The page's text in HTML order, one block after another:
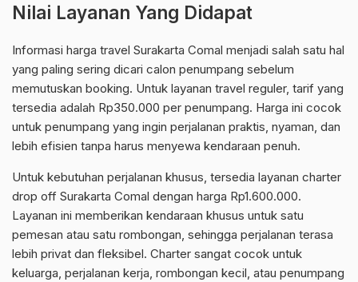
Nilai Layanan Yang Didapat
Informasi harga travel Surakarta Comal menjadi salah satu hal
yang paling sering dicari calon penumpang sebelum
memutuskan booking. Untuk layanan travel reguler, tarif yang
tersedia adalah Rp350.000 per penumpang. Harga ini cocok
untuk penumpang yang ingin perjalanan praktis, nyaman, dan
lebih efisien tanpa harus menyewa kendaraan penuh.
Untuk kebutuhan perjalanan khusus, tersedia layanan charter
drop off Surakarta Comal dengan harga Rp1.600.000.
Layanan ini memberikan kendaraan khusus untuk satu
pemesan atau satu rombongan, sehingga perjalanan terasa
lebih privat dan fleksibel. Charter sangat cocok untuk
keluarga, perjalanan kerja, rombongan kecil, atau penumpang